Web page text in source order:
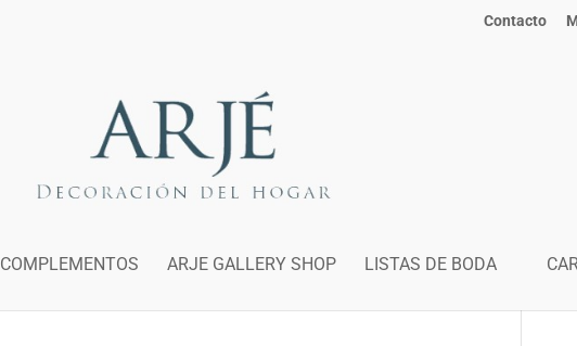
Contacto
COMPLEMENTOS ARJE GALLERY SHOP LISTAS DE BODA